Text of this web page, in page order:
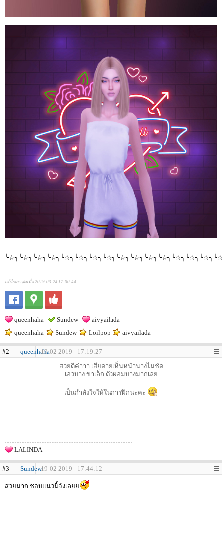
แก้ไขล่าสุดเมื่อ 2019-03-28 17:00:44
queenhaha Sundew
aivyailada
queenhaha
Sundew Loilpop aivyailada
#2 queenhaha19-02-2019 - 17:19:27
สวยดีค่าาา เสียดายเห็นหน้านางไม่ชัด
เอวบาง ขาเล็ก ตัวผอมบางมากเลย
เป็นกำลังใจให้ในการฝึกนะคะ
LALINDA
#3 Sundew19-02-2019 - 17:44:12
สวยมาก ชอบแนวนี้จังเลยย